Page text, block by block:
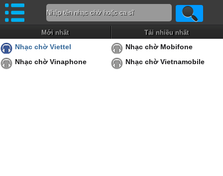
Mới nhất Tải nhiều nhất
Nhạc chờ Viettel
Nhạc chờ Mobifone
Nhạc chờ Vinaphone
Nhạc chờ Vietnamobile